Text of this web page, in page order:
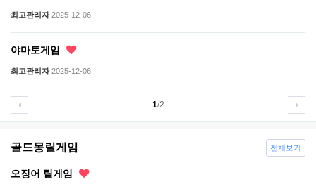
최고관리자 2025-12-06
야마토게임
최고관리자 2025-12-06
1/2
골드몽릴게임
오징어 릴게임
전체보기